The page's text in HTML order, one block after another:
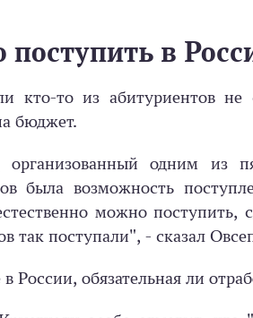
в
кто-то из абитуриентов
бюджет.
одним из
была возможность
можно
так поступали", - сказал
России, обязательная ли